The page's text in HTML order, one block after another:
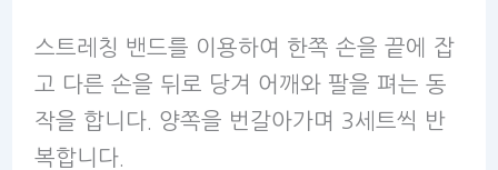
스트레칭 밴드를 이용하여 한쪽 손을 끝에 잡
고 다른 손을 뒤로 당겨 어깨와 팔을 펴는 동
작을 합니다. 양쪽을 번갈아가며 3세트씩 반
복합니다.